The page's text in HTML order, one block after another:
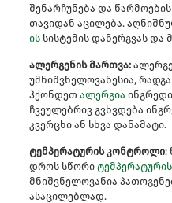
შენარჩუნება და
თავიდან აცილება.
ისსისტემის დანერგვას და
ალერგენის მართვა:
უმნიშვნელოვანესია,
ჰქონდეთ ალერგია
ჩვეულებრივ გვხვდება
კვერცხი ან სხვა დანამატი.
ტემპერატურის კონტროლი:
დროს სწორი ტემპერატურის
მნიშვნელოვანია
ასაცილებლად.